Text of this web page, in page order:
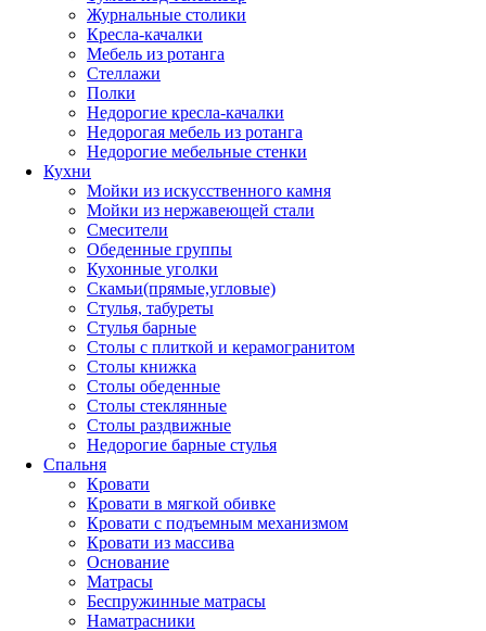
Журнальные столики
Кресла-качалки
Мебель из ротанга
Стеллажи
Полки
Недорогие кресла-качалки
Недорогая мебель из ротанга
Недорогие мебельные стенки
Кухни
Мойки из искусственного камня
Мойки из нержавеющей стали
Смесители
Обеденные группы
Кухонные уголки
Скамьи(прямые,угловые)
Стулья, табуреты
Стулья барные
Столы с плиткой и керамогранитом
Столы книжка
Столы обеденные
Столы стеклянные
Столы раздвижные
Недорогие барные стулья
Спальня
Кровати
Кровати в мягкой обивке
Кровати с подъемным механизмом
Кровати из массива
Основание
Матрасы
Беспружинные матрасы
Наматрасники